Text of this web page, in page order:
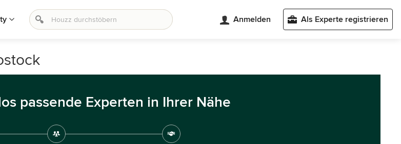
Anmelden Als Experte registrieren
passende Experten in Ihrer Nähe